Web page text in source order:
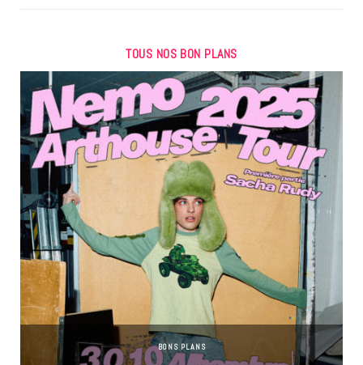
TOUS NOS BON PLANS
BONS PLANS